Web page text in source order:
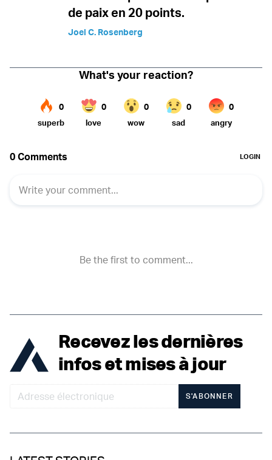
de paix en 20 points.
Joel C. Rosenberg
Recevez les dernières
infos et mises à jour
S'ABONNER